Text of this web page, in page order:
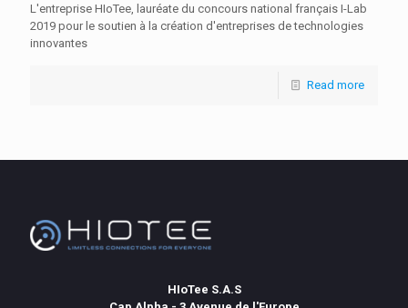
L'entreprise HIoTee, lauréate du concours national français I-Lab
2019 pour le soutien à la création d'entreprises de technologies
innovantes
Read more
HIoTee S.A.S